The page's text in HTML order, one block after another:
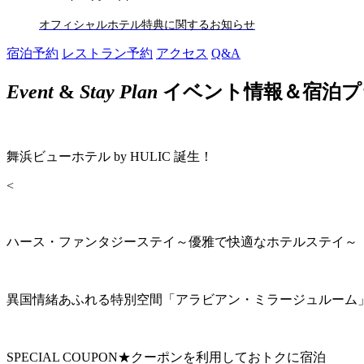
オフィシャルホテル特典に関するお知らせ
宿泊予約 レストラン予約 アクセス Q&A
Event& Stay Plan イベント情報＆宿泊
舞浜ビューホテル by HULIC 誕生！
<
ハース・ファンタジーステイ～優雅で快適なホテルステイ～
異国情緒あふれる特別空間「アラビアン・ミラージュルーム
SPECIAL COUPON★クーポンを利用しておトクに宿泊